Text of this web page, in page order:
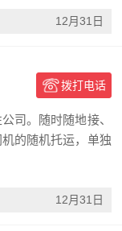
12月31日
拨打电话
司。随时随地接、
的随机托运，单独
12月31日